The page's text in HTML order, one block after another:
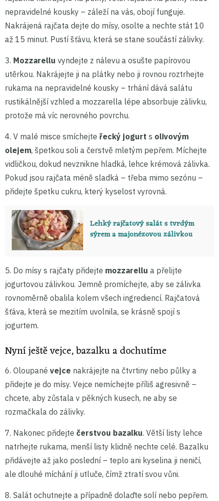
nepravidelné kousky – záleží na vás, obojí funguje.
Nakrájená rajčata dejte do mísy, osolte a nechte stát 10
až 15 minut. Pustí šťávu, která se stane součástí zálivky.
3. Mozzarellu vyndejte z nálevu a osušte papírovou
utěrkou. Nakrájejte ji na plátky nebo ji rovnou roztrhejte
rukama na nepravidelné kousky – trhání dává salátu
rustikálnější vzhled a mozzarella lépe absorbuje zálivku,
protože má víc nerovného povrchu.
4. V malé misce smíchejte řecký jogurt s olivovým
olejem, špetkou soli a čerstvě mletým pepřem. Míchejte
vidličkou, dokud nevznikne hladká, lehce krémová zálivka.
Pokud jsou rajčata méně sladká – třeba mimo sezónu –
přidejte špetku cukru, který kyselost vyrovná.
Lehký rajčatový salát s tvrdým
sýrem a majonézovou zálivkou
5. Do mísy s rajčaty přidejte mozzarellu a přelijte
jogurtovou zálivkou. Jemně promíchejte, aby se zálivka
rovnoměrně obalila kolem všech ingrediencí. Rajčatová
šťáva, která se mezitím uvolnila, se krásně spojí s
jogurtem.
Nyní ještě vejce, bazalku a dochutíme
6. Oloupané vejce nakrájejte na čtvrtiny nebo půlky a
přidejte je do mísy. Vejce nemíchejte příliš agresivně –
chcete, aby zůstala v pěkných kusech, ne aby se
rozmačkala do zálivky.
7. Nakonec přidejte čerstvou bazalku. Větší listy lehce
natrhejte rukama, menší listy klidně nechte celé. Bazalku
přidávejte až jako poslední – teplo ani kyselina ji neničí,
ale dlouhé míchání ji utluče, čímž ztratí svou vůni.
8. Salát ochutnejte a případně dolaďte solí nebo pepřem.